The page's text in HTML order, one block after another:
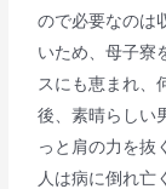
ので必要なのは
いため、母子寮
スにも恵まれ、
後、素晴らしい
っと肩の力を抜
人は病に倒れ亡